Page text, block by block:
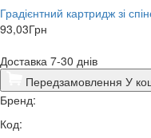
Градієнтний картридж зі
93,03Грн
Доставка 7-30 днів
Передзамовлення У
Бренд:
Код: